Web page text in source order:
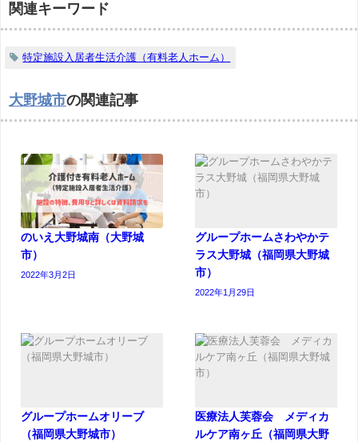
関連キーワード
特定施設入居者生活介護（有料老人ホーム）
大野城市の関連記事
のいえ大野城南（大野城
市）
2022年3月2日
グループホームさわやかテ
ラス大野城（福岡県大野城
市）
2022年1月29日
グループホームオリーブ
（福岡県大野城市）
医療法人芙蓉会 メディカ
ルケア南ヶ丘（福岡県大野